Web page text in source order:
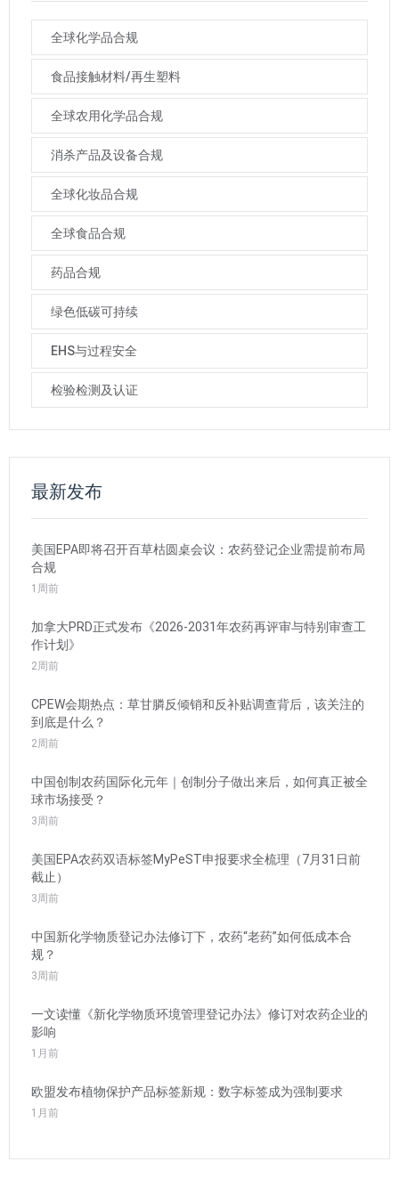
全球化学品合规
食品接触材料/再生塑料
全球农用化学品合规
消杀产品及设备合规
全球化妆品合规
全球食品合规
药品合规
绿色低碳可持续
EHS与过程安全
检验检测及认证
最新发布
美国EPA即将召开百草枯圆桌会议：农药登记企业需提前布局
合规
1周前
加拿大PRD正式发布《2026-2031年农药再评审与特别审查工
作计划》
2周前
CPEW会期热点：草甘膦反倾销和反补贴调查背后，该关注的
到底是什么？
2周前
中国创制农药国际化元年｜创制分子做出来后，如何真正被全
球市场接受？
3周前
美国EPA农药双语标签MyPeST申报要求全梳理（7月31日前
截止）
3周前
中国新化学物质登记办法修订下，农药“老药”如何低成本合
规？
3周前
一文读懂《新化学物质环境管理登记办法》修订对农药企业的
影响
1月前
欧盟发布植物保护产品标签新规：数字标签成为强制要求
1月前